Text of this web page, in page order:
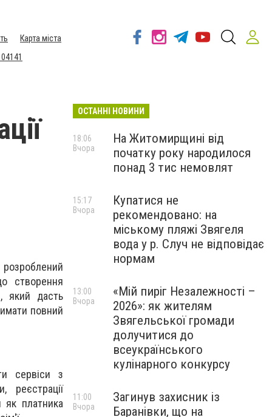
Карта міста
створення
який дасть
повний
сервіси з
реєстрації
як платника
ОСТАННІ НОВИНИ
На Житомирщині від
початку року народилося
понад 3 тис немовлят
18:06
Вчора
Купатися не
рекомендовано: на
міському пляжі Звягеля
вода у р. Случ не відповідає
нормам
15:17
Вчора
«Мій пиріг Незалежності –
2026»: як жителям
Звягельської громади
долучитися до
всеукраїнського
кулінарного конкурсу
13:00
Вчора
Загинув захисник із
Баранівки, що на
11:00
Вчора